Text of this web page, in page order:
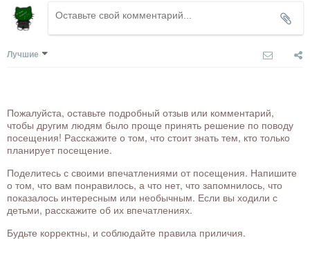
Лучшие
Пожалуйста, оставьте подробный отзыв или комментарий,
чтобы другим людям было проще принять решение по поводу
посещения! Расскажите о том, что стоит знать тем, кто только
планирует посещение.
Поделитесь с своими впечатлениями от посещения. Напишите
о том, что вам понравилось, а что нет, что запомнилось, что
показалось интересным или необычным. Если вы ходили с
детьми, расскажите об их впечатлениях.
Будьте корректны, и соблюдайте правила приличия.